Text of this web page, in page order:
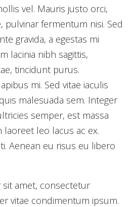
vel. Mauris justo orci,
pulvinar fermentum nisi. Sed
gravida, a egestas mi
lacinia nibh sagittis,
tincidunt purus.
mi. Sed vitae iaculis
malesuada sem. Integer
semper, est massa
leo lacus ac ex.
Aenean eu risus eu libero
amet, consectetur
vitae condimentum ipsum.